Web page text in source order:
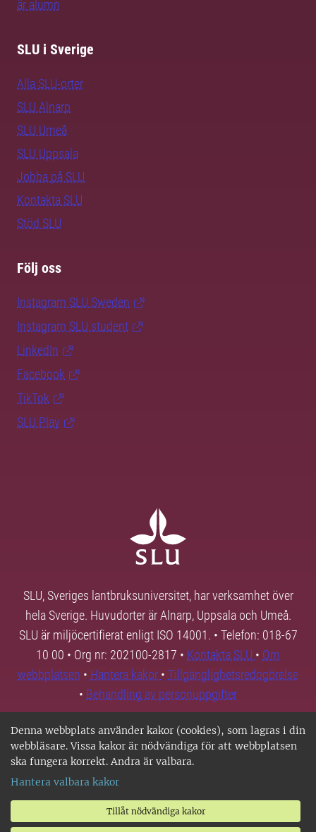
Denna webbplats använder kakor (cookies), som lagras i din
webbläsare. Vissa kakor är nödvändiga för att webbplatsen
ska fungera korrekt. Andra är valbara.
Hantera valbara kakor
Tillåt nödvändiga kakor
är alumn
SLU i Sverige
Alla SLU-orter
SLU Alnarp
SLU Umeå
SLU Uppsala
Jobba på SLU
Kontakta SLU
Stöd SLU
Följ oss
Instagram SLU.Sweden
Instagram SLU.student
LinkedIn
Facebook
TikTok
SLU Play
SLU, Sveriges lantbruksuniversitet, har verksamhet över
hela Sverige. Huvudorter är Alnarp, Uppsala och Umeå.
SLU är miljöcertifierat enligt ISO 14001. • Telefon: 018-67
10 00 • Org nr: 202100-2817 • Kontakta SLU • Om
webbplatsen • Hantera kakor • Tillgänglighetsredogörelse
• Behandling av personuppgifter